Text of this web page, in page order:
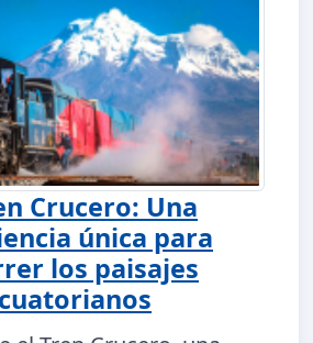
Crucero: Una
única para
los paisajes